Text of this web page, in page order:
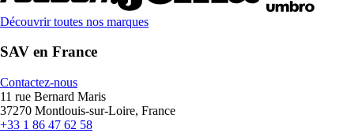
Découvrir toutes nos marques
SAV en France
Contactez-nous
11 rue Bernard Maris
37270 Montlouis-sur-Loire, France
+33 1 86 47 62 58